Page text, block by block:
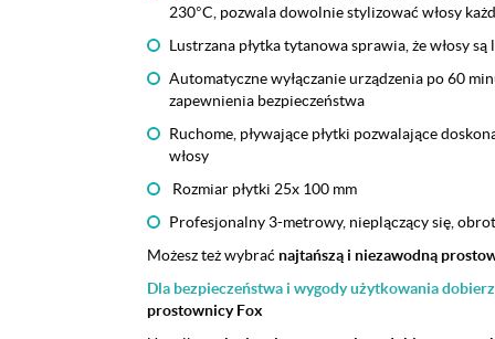
230°C, pozwala dowolnie stylizować włosy
Lustrzana płytka tytanowa sprawia, że włosy są
Automatyczne wyłączanie urządzenia po 60
zapewnienia bezpieczeństwa
Ruchome, pływające płytki pozwalające
włosy
Rozmiar płytki 25x 100 mm
Profesjonalny 3-metrowy, nieplączący się,
Możesz też wybrać najtańszą i niezawodną
Dla bezpieczeństwa i wygody użytkowania
prostownicy Fox